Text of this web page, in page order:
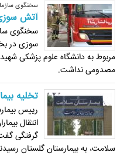
سخنگوی
آتش
سخنگوی
سوزی در
مربوط به دانشگاه علوم پزشکی
مصدومی نداشت.
تخلیه
رییس
انتقال
گرفتگی
سلامت، به بیمارستان گلستان